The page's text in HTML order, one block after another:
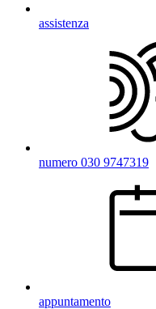
assistenza
numero 030 9747319
appuntamento